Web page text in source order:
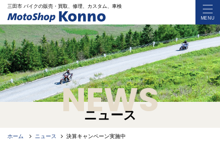
三田市 バイクの販売・買取、修理、カスタム、車検
MENU
ニュース
NEWS
ホーム ニュース 決算キャンペーン実施中